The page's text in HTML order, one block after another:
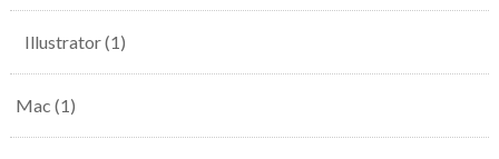
Illustrator(1)
Mac (1)